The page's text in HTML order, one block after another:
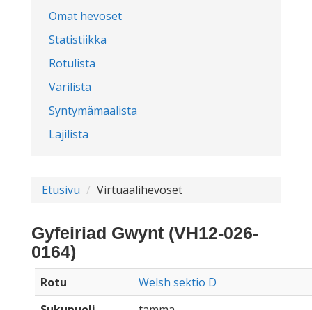
Omat hevoset
Statistiikka
Rotulista
Värilista
Syntymämaalista
Lajilista
Etusivu Virtuaalihevoset
Gyfeiriad Gwynt (VH12-026-
0164)
Rotu
Welsh sektio D